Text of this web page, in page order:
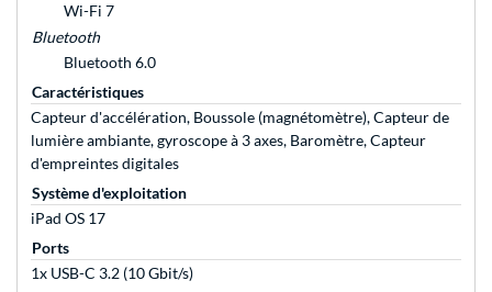
Wi-Fi 7
Bluetooth
Bluetooth 6.0
Caractéristiques
Capteur d'accélération, Boussole (magnétomètre), Capteur de
lumière ambiante, gyroscope à 3 axes, Baromètre, Capteur
d'empreintes digitales
Système d'exploitation
iPad OS 17
Ports
1x USB-C 3.2 (10 Gbit/s)